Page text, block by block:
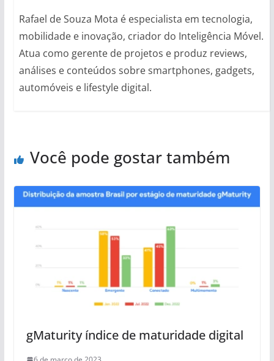
Rafael de Souza Mota é especialista em tecnologia,
mobilidade e inovação, criador do Inteligência Móvel.
Atua como gerente de projetos e produz reviews,
análises e conteúdos sobre smartphones, gadgets,
automóveis e lifestyle digital.
Você pode gostar também
gMaturity índice de maturidade digital